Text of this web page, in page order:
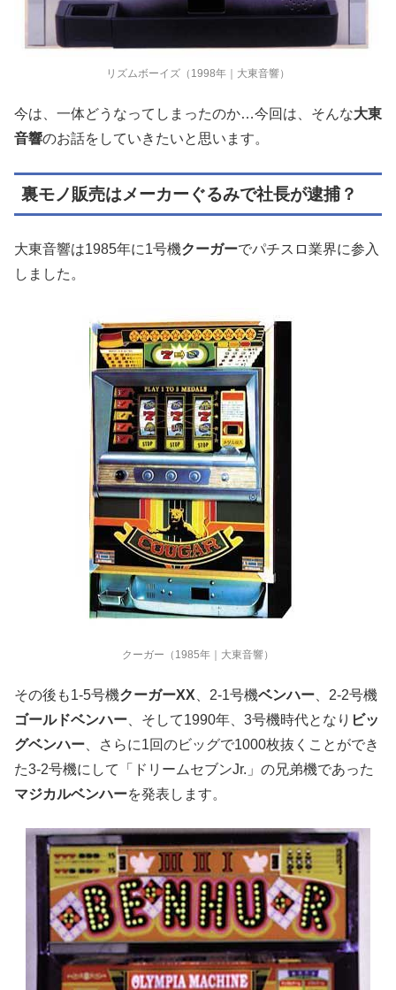
リズムボーイズ（1998年｜大東音響）
今は、一体どうなってしまったのか…今回は、そんな大東
音響のお話をしていきたいと思います。
裏モノ販売はメーカーぐるみで社長が逮捕？
大東音響は1985年に1号機クーガーでパチスロ業界に参入
しました。
クーガー（1985年｜大東音響）
その後も1-5号機クーガーXX 2-1号機ベンハー 2-2号機
ゴールドベンハー 、そして1990年、 3号機時代となり ビッ
グベンハー 、さらに1回のビッグで1000枚抜くことができ
た3-2号機にして「ドリームセブンJr. 」の兄弟機であった
マジカルベンハーを発表します。